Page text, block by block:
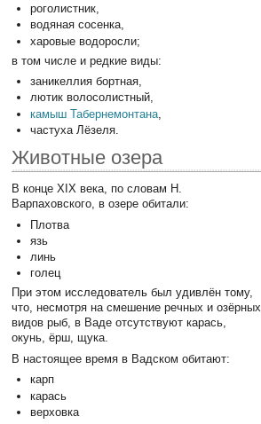
роголистник,
водяная сосенка,
харовые водоросли;
в том числе и редкие виды:
заникеллия бортная,
лютик волосолистный,
камыш Табернемонтана,
частуха Лёзеля.
Животные озера
В конце XIX века, по словам Н.
Варпаховского, в озере обитали:
Плотва
язь
линь
голец
При этом исследователь был удивлён тому,
что, несмотря на смешение речных и озёрных
видов рыб, в Ваде отсутствуют карась,
окунь, ёрш, щука.
В настоящее время в Вадском обитают:
карп
карась
верховка